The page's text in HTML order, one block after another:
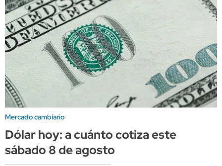
Mercado cambiario
Dólar hoy: a cuánto cotiza este
sábado 8 de agosto